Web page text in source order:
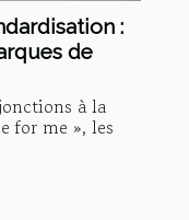
:
de
à la
for me », les